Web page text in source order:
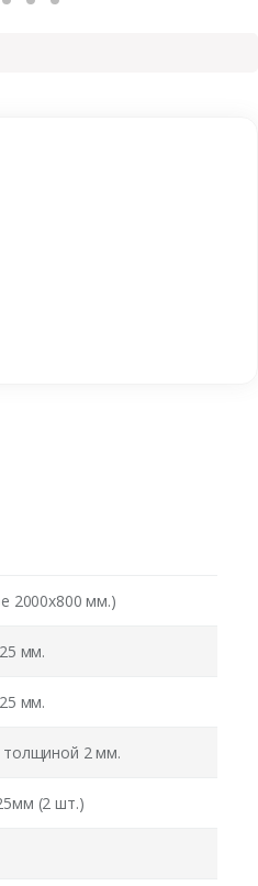
2000x800 мм.)
мм.
мм.
толщиной 2 мм.
(2 шт.)